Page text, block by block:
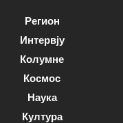
Регион
Интервју
Колумне
Космос
Наука
Култура